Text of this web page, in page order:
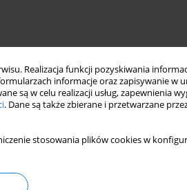
Realizacja funkcji pozyskiwania
informacje oraz zapisywanie w
są w celu realizacji usług, zapewnienia
. Dane są także zbierane i przetwarzane
stosowania plików cookies w